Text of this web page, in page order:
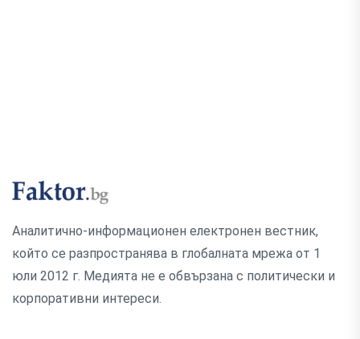
Аналитично-информационен електронен вестник,
който се разпространява в глобалната мрежа от 1
юли 2012 г. Медията не е обвързана с политически и
корпоративни интереси.